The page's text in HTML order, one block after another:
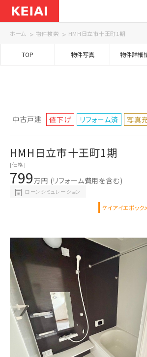
ホーム 物件検索 HMH日立市十王町1期
TOP 物件写真 物件詳細
中古戸建 値下げ リフォーム済 写真
HMH日立市十王町1期
[価格]
799万円 (リフォーム費用を含む)
ローンシミュレーション
ケイアイエポッ